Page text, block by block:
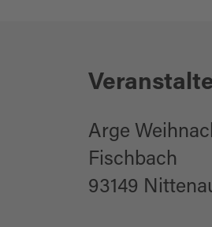
Arge
Fischbach
93149